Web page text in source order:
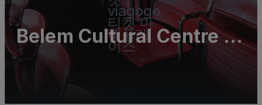
viagogo
티켓 마
켓플레
이스
Belem Cultural Centre -
Large Auditorium